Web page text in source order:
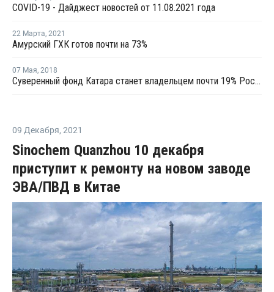
COVID-19 - Дайджест новостей от 11.08.2021 года
22 Марта, 2021
Амурский ГХК готов почти на 73%
07 Мая, 2018
Суверенный фонд Катара станет владельцем почти 19% Роснефти
09 Декабря, 2021
Sinochem Quanzhou 10 декабря
приступит к ремонту на новом заводе
ЭВА/ПВД в Китае